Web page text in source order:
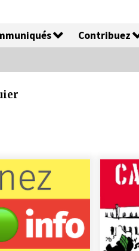
Contribuez